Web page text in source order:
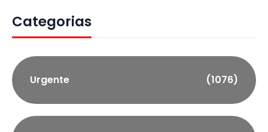
Categorias
Urgente (1076)